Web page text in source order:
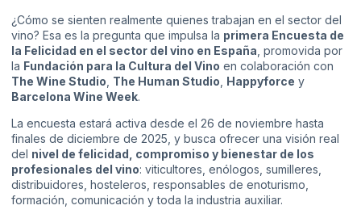
¿Cómo se sienten realmente quienes trabajan en el sector del
vino? Esa es la pregunta que impulsa la primera Encuesta de
la Felicidad en el sector del vino en España , promovida por
la Fundación para la Cultura del Vino en colaboración con
The Wine Studio The Human Studio Happyforce y
Barcelona Wine Week.
La encuesta estará activa desde el 26 de noviembre hasta
finales de diciembre de 2025, y busca ofrecer una visión real
del nivel de felicidad, compromiso y bienestar de los
profesionales del vino: viticultores, enólogos, sumilleres,
distribuidores, hosteleros, responsables de enoturismo,
formación, comunicación y toda la industria auxiliar.